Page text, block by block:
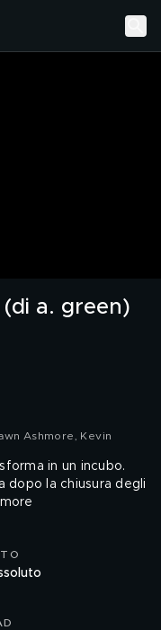
a. green)
Ashmore, Kevin
in un incubo.
dopo la chiusura degli